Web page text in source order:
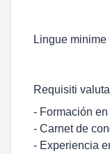
Lingue minime
Requisiti
- Formación
- Carnet de
- Experiencia